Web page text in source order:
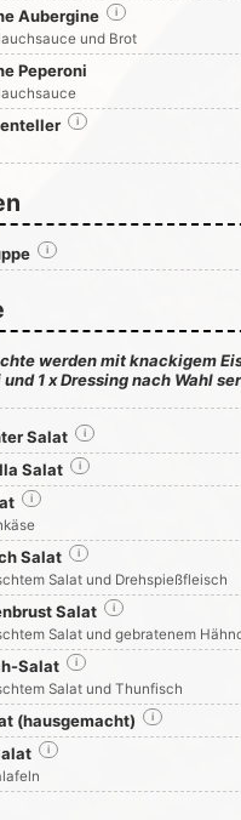
Aubergine i
und Brot
Peperoni
i
i
werden mit knackigem
und 1 x Dressing nach Wahl
Salat i
Salat i
i
Salat i
Salat und Drehspießfleisch
Salat i
Salat und gebratenem
Salat i
Salat und Thunfisch
(hausgemacht) i
i